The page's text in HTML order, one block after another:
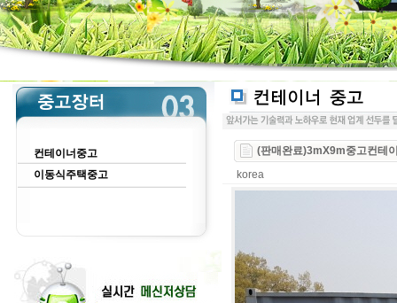
컨테이너중고
이동식주택중고
(판매완료)3mX9m중고컨테
korea